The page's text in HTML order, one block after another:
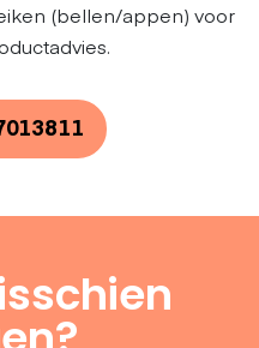
(bellen/appen) voor